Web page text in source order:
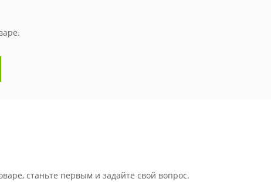
станьте первым и задайте свой вопрос.